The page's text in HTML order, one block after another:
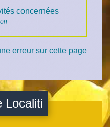
concernées
erreur sur cette page
Localiti